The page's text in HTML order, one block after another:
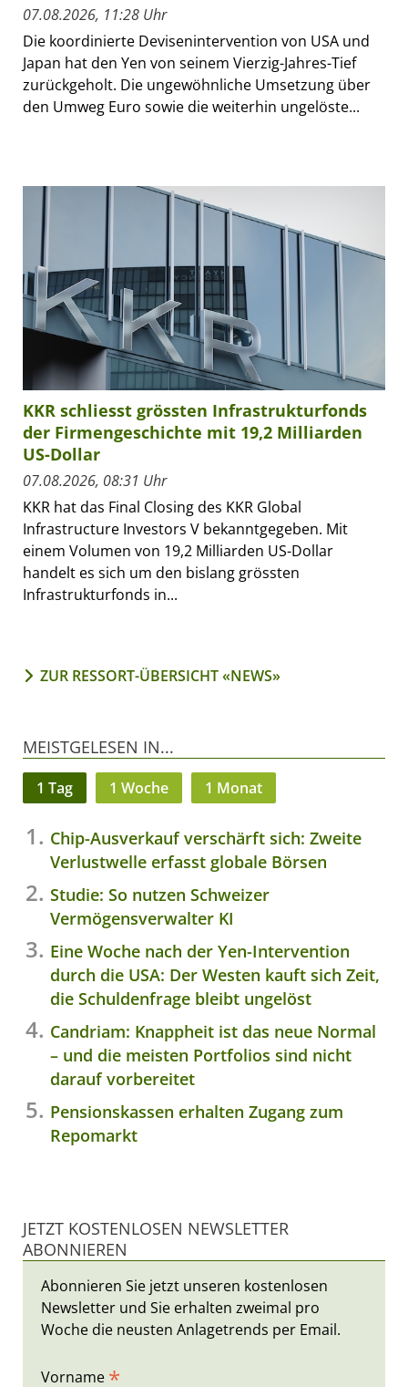
07.08.2026, 11:28 Uhr
Die koordinierte Devisenintervention von USA und
Japan hat den Yen von seinem Vierzig-Jahres-Tief
zurückgeholt. Die ungewöhnliche Umsetzung über
den Umweg Euro sowie die weiterhin ungelöste...
KKR schliesst grössten Infrastrukturfonds
der Firmengeschichte mit 19,2 Milliarden
US-Dollar
07.08.2026, 08:31 Uhr
KKR hat das Final Closing des KKR Global
Infrastructure Investors V bekanntgegeben. Mit
einem Volumen von 19,2 Milliarden US-Dollar
handelt es sich um den bislang grössten
Infrastrukturfonds in...
ZUR RESSORT-ÜBERSICHT «NEWS»
MEISTGELESEN IN...
1 Tag 1 Woche 1 Monat
Chip-Ausverkauf verschärft sich: Zweite
Verlustwelle erfasst globale Börsen
Studie: So nutzen Schweizer
Vermögensverwalter KI
Eine Woche nach der Yen-Intervention
durch die USA: Der Westen kauft sich Zeit,
die Schuldenfrage bleibt ungelöst
Candriam: Knappheit ist das neue Normal
– und die meisten Portfolios sind nicht
darauf vorbereitet
Pensionskassen erhalten Zugang zum
Repomarkt
JETZT KOSTENLOSEN NEWSLETTER
ABONNIEREN
Abonnieren Sie jetzt unseren kostenlosen
Newsletter und Sie erhalten zweimal pro
Woche die neusten Anlagetrends per Email.
Vorname *